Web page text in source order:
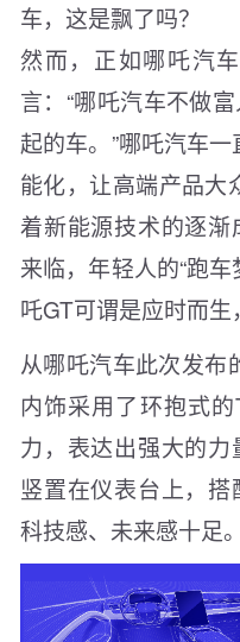
车，这是飘了吗？
然而，正如哪吒汽
言：“哪吒汽车不做
起的车。”哪吒汽车
能化，让高端产品大
着新能源技术的逐
来临，年轻人的“跑
吒GT可谓是应时而生
从哪吒汽车此次发布
内饰采用了环抱式
力，表达出强大的
竖置在仪表台上，搭
科技感、未来感十足。